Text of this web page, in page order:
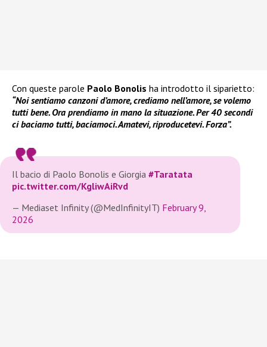
Con queste parole Paolo Bonolis ha introdotto il siparietto:
“Noi sentiamo canzoni d’amore, crediamo nell’amore, se volemo
tutti bene. Ora prendiamo in mano la situazione. Per 40 secondi
ci baciamo tutti, baciamoci. Amatevi, riproducetevi. Forza”.
Il bacio di Paolo Bonolis e Giorgia #Taratata
pic.twitter.com/KgliwAiRvd
— Mediaset Infinity (@MedInfinityIT) February 9,
2026